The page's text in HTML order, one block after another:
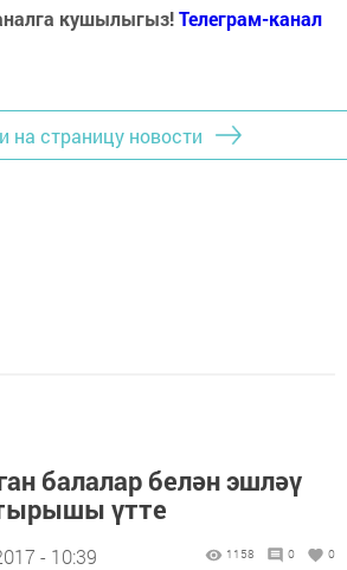
кушылыгыз!Телеграм-канал
на страницу новости
балалар белән эшләү
үтте
- 10:39 1158 0 0